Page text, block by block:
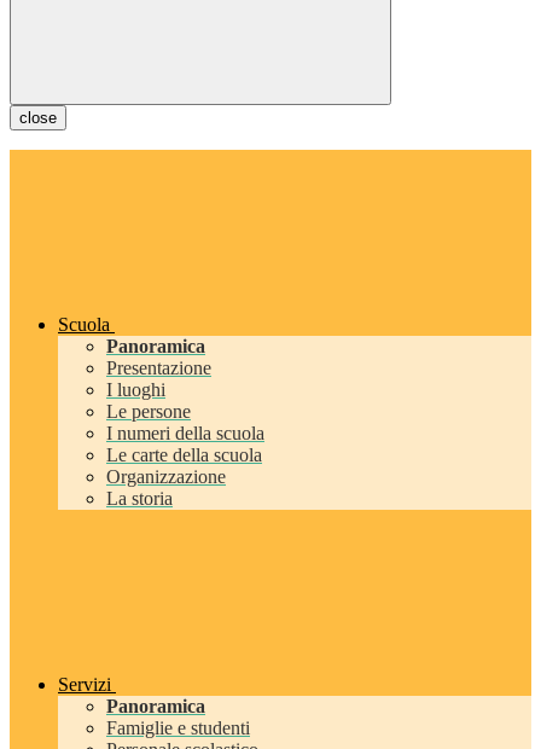
close
Scuola
Panoramica
Presentazione
I luoghi
Le persone
I numeri della scuola
Le carte della scuola
Organizzazione
La storia
Servizi
Panoramica
Famiglie e studenti